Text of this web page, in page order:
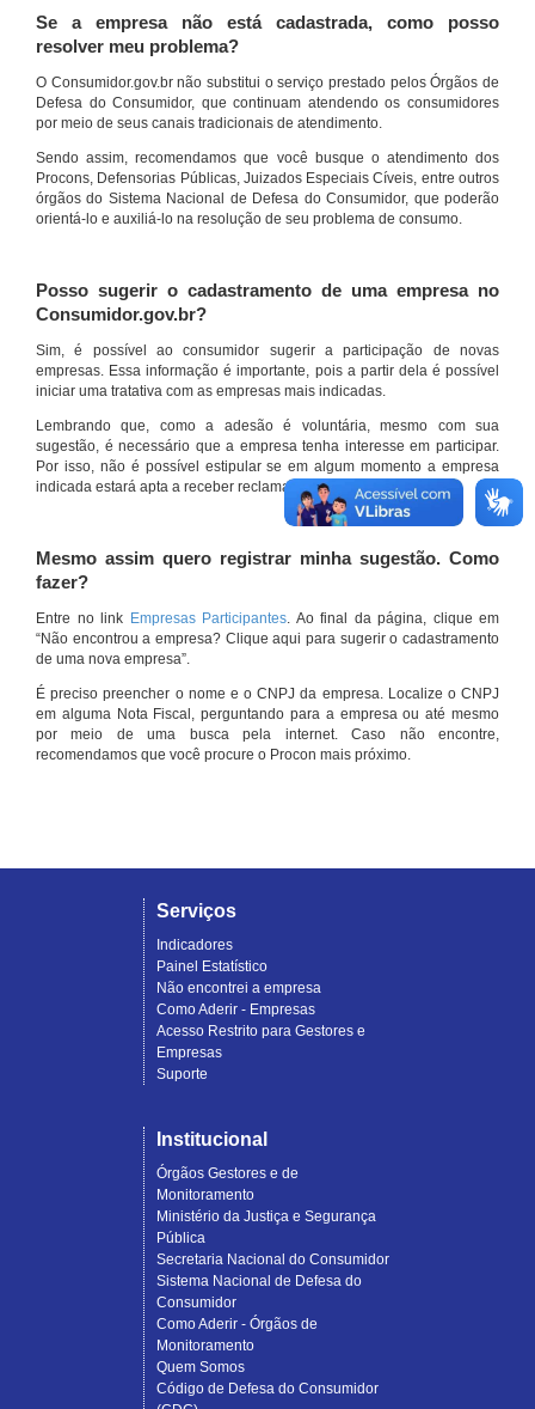
Se a empresa não está cadastrada, como posso
resolver meu problema?
O Consumidor.gov.br não substitui o serviço prestado pelos Órgãos de
Defesa do Consumidor, que continuam atendendo os consumidores
por meio de seus canais tradicionais de atendimento.
Sendo assim, recomendamos que você busque o atendimento dos
Procons, Defensorias Públicas, Juizados Especiais Cíveis, entre outros
órgãos do Sistema Nacional de Defesa do Consumidor, que poderão
orientá-lo e auxiliá-lo na resolução de seu problema de consumo.
Posso sugerir o cadastramento de uma empresa no
Consumidor.gov.br?
Sim, é possível ao consumidor sugerir a participação de novas
empresas. Essa informação é importante, pois a partir dela é possível
iniciar uma tratativa com as empresas mais indicadas.
Lembrando que, como a adesão é voluntária, mesmo com sua
sugestão, é necessário que a empresa tenha interesse em participar.
Por isso, não é possível estipular se em algum momento a empresa
indicada estará apta a receber reclamações por meio do site.
Mesmo assim quero registrar minha sugestão. Como
fazer?
Entre no link Empresas Participantes. Ao final da página, clique em
“Não encontrou a empresa? Clique aqui para sugerir o cadastramento
de uma nova empresa”.
É preciso preencher o nome e o CNPJ da empresa. Localize o CNPJ
em alguma Nota Fiscal, perguntando para a empresa ou até mesmo
por meio de uma busca pela internet. Caso não encontre,
recomendamos que você procure o Procon mais próximo.
Serviços
Indicadores
Painel Estatístico
Não encontrei a empresa
Como Aderir - Empresas
Acesso Restrito para Gestores e
Empresas
Suporte
Institucional
Órgãos Gestores e de
Monitoramento
Ministério da Justiça e Segurança
Pública
Secretaria Nacional do Consumidor
Sistema Nacional de Defesa do
Consumidor
Como Aderir - Órgãos de
Monitoramento
Quem Somos
Código de Defesa do Consumidor